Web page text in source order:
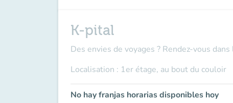
K-pital
Des envies de voyages ? Rendez-vous
Localisation : 1er étage, au bout du couloir
No hay franjas horarias disponibles hoy